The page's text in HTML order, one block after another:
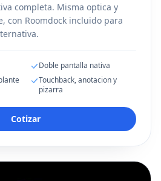
completa. Misma optica y
con Roomdock incluido para
Doble pantalla nativa
Touchback, anotacion y
pizarra
Cotizar